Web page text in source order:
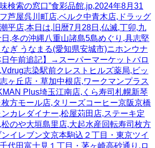
検索の窓口”食彩品館.jp,2024年8月31
芦屋呉川町店,ベルク中青木店,ドラッグ
平店,本日は,旧暦7月28日,仏滅,丁卯,九
,冬の沖縄八重山諸島5島めぐり,具志堅
ぎ うなまる(愛知県安城市)ニホンウナ
日午前追記】→スーパーマーケットバロ
志染駅前クレストヒルズ薬局,ビッ
ヶ丘店・草加中根店,ワークマンプラス
Plus埼玉江南店,くら寿司札幌新琴
方モール店,タリーズコーヒー京阪京橋
カレダイナー,松屋苅田店,ステーキ定
のや大垣島里店,大起水産回転寿司枚方
イレブン文京本駒込２丁目・東京ツイ
代田富士見１丁目・茅ヶ崎高砂通り,ロ